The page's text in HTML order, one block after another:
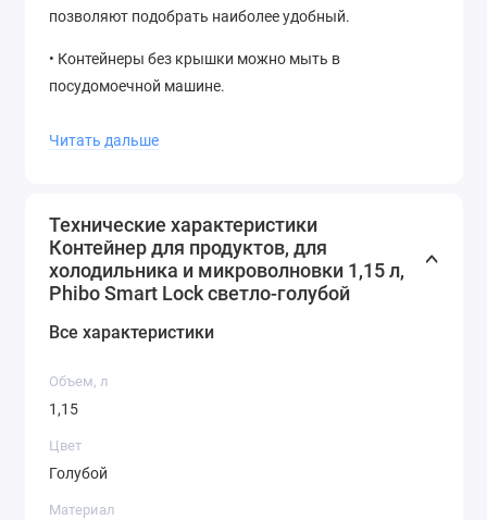
позволяют подобрать наиболее удобный.
• Контейнеры без крышки можно мыть в
посудомоечной машине.
благодаря прямоугольной форме они оптимально
• Изготавливаются из безопасного полипропилена,
разрешенного для контакта с пищевыми продуктами
и на 100% перерабатываемого.
Читать дальше
Технические характеристики
Контейнер для продуктов, для
холодильника и микроволновки 1,15 л,
Phibo Smart Lock светло-голубой
Все характеристики
Объем, л
1,15
Цвет
Голубой
Материал